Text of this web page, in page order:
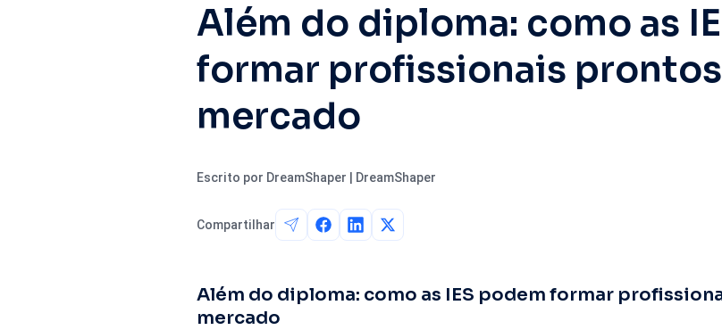
Além do diploma: como as
formar profissionais
mercado
Escrito por DreamShaper | DreamShaper
Compartilhar
Além do diploma: como as IES podem formar
mercado